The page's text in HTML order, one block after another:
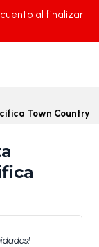
al finalizar
Town Country